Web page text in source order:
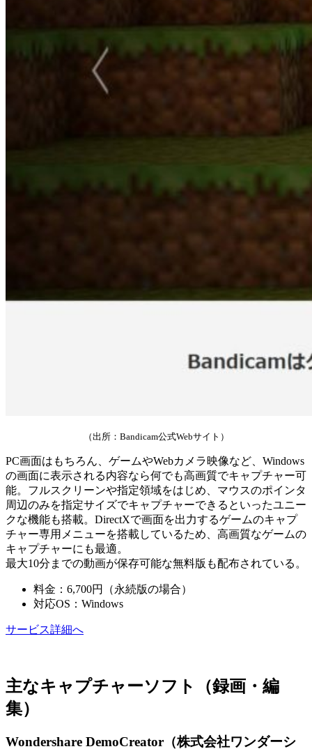
（出所：Bandicam公式Webサイト）
PC画面はもちろん、ゲームやWebカメラ映像など、Windows
の画面に表示される内容なら何でも高画質でキャプチャー可
能。フルスクリーンや指定領域をはじめ、マウスのポインタ
周辺のみを指定サイズでキャプチャーできるといったユニー
クな機能も搭載。DirectXで画面を出力するゲームのキャプ
チャー専用メニューを搭載しているため、高画質なゲームの
キャプチャーにも最適。
最大10分までの動画が保存可能な無料版も配布されている。
料金：6,700円（永続版の場合）
対応OS：Windows
サービス詳細へ
主なキャプチャーソフト（録画・編
集）
Wondershare DemoCreator（株式会社ワンダーシ